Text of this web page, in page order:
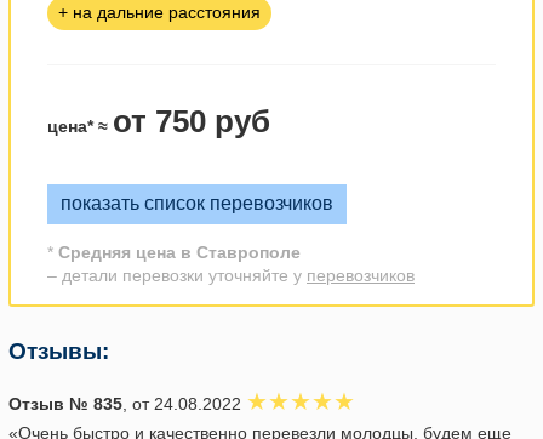
+ на дальние расстояния
цена* ≈ от 750 руб
показать список перевозчиков
* Средняя цена в Ставрополе
– детали перевозки уточняйте у перевозчиков
Отзывы:
Отзыв № 835 , от 24.08.2022
«Очень быстро и качественно перевезли молодцы, будем еще